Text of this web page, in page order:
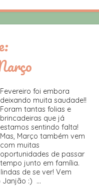
Fevereiro foi embora
deixando muita saudade!!
Foram tantas folias e
brincadeiras que já
estamos sentindo falta!
Mas, Março também vem
com muitas
oportunidades de passar
tempo junto em família.
de se ver! Vem
Janjão :) ...